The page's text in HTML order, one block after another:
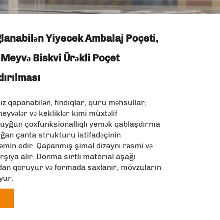
Yiyecek Ambalaj Poçeti,
Meyvə Biskvi Ürəkli Poçet
qapanabilən, fındıqlar, quru məhsullar,
və kekliklər kimi müxtəlif
çoxfunksionallıqlı yemək qablaşdırma
çanta strukturu istifadəçinin
edir. Qapanmış şimal dizaynı rəsmi və
alır. Donma sirtli material aşağı
qoruyur və formada saxlanır, mövzuların